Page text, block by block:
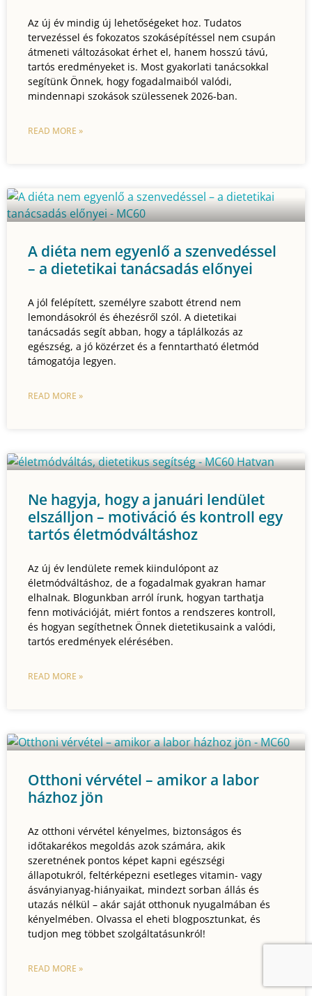
Az új év mindig új lehetőségeket hoz. Tudatos
tervezéssel és fokozatos szokásépítéssel nem csupán
átmeneti változásokat érhet el, hanem hosszú távú,
tartós eredményeket is. Most gyakorlati tanácsokkal
segítünk Önnek, hogy fogadalmaiból valódi,
mindennapi szokások szülessenek 2026-ban.
READ MORE »
A diéta nem egyenlő a szenvedéssel
– a dietetikai tanácsadás előnyei
A jól felépített, személyre szabott étrend nem
lemondásokról és éhezésről szól. A dietetikai
tanácsadás segít abban, hogy a táplálkozás az
egészség, a jó közérzet és a fenntartható életmód
támogatója legyen.
READ MORE »
Ne hagyja, hogy a januári lendület
elszálljon – motiváció és kontroll egy
tartós életmódváltáshoz
Az új év lendülete remek kiindulópont az
életmódváltáshoz, de a fogadalmak gyakran hamar
elhalnak. Blogunkban arról írunk, hogyan tarthatja
fenn motivációját, miért fontos a rendszeres kontroll,
és hogyan segíthetnek Önnek dietetikusaink a valódi,
tartós eredmények elérésében.
READ MORE »
Otthoni vérvétel – amikor a labor
házhoz jön
Az otthoni vérvétel kényelmes, biztonságos és
időtakarékos megoldás azok számára, akik
szeretnének pontos képet kapni egészségi
állapotukról, feltérképezni esetleges vitamin- vagy
ásványianyag-hiányaikat, mindezt sorban állás és
utazás nélkül – akár saját otthonuk nyugalmában és
kényelmében. Olvassa el eheti blogposztunkat, és
tudjon meg többet szolgáltatásunkról!
READ MORE »